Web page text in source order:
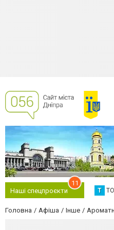
Наші спецпроєкти
11
Т
Головна Афіша Інше